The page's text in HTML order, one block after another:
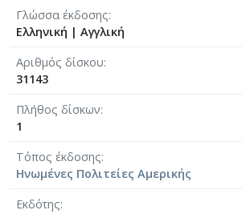
Γλώσσα έκδοσης
Ελληνική | Αγγλική
Αριθμός δίσκου
31143
Πλήθος δίσκων
1
Τόπος έκδοσης
Ηνωμένες Πολιτείες Αμερικής
Εκδότης